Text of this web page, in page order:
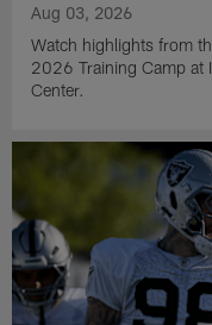
Aug 03, 2026
Watch highlights from
2026 Training Camp at
Center.